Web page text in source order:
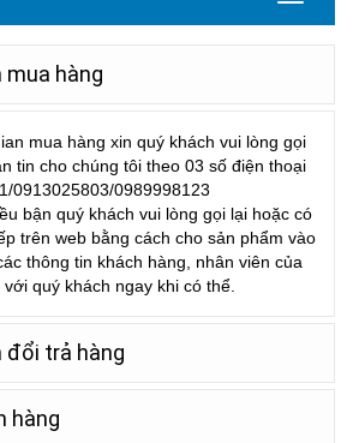
mua hàng
mua hàng xin quý khách vui lòng gọi
tin cho chúng tôi theo 03 số điện thoại
0913025803/0989998123
bận quý khách vui lòng gọi lại hoặc có
trên web bằng cách cho sản phẩm vào
thông tin khách hàng, nhân viên của
quý khách ngay khi có thể.
đổi trả hàng
hàng